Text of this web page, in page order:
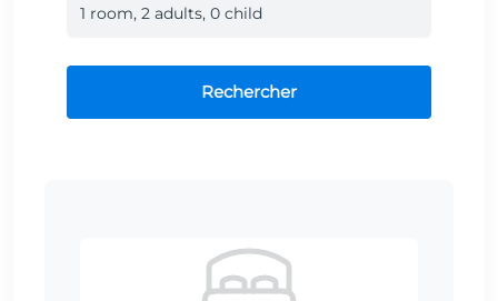
1 room, 2 adults, 0 child
Rechercher